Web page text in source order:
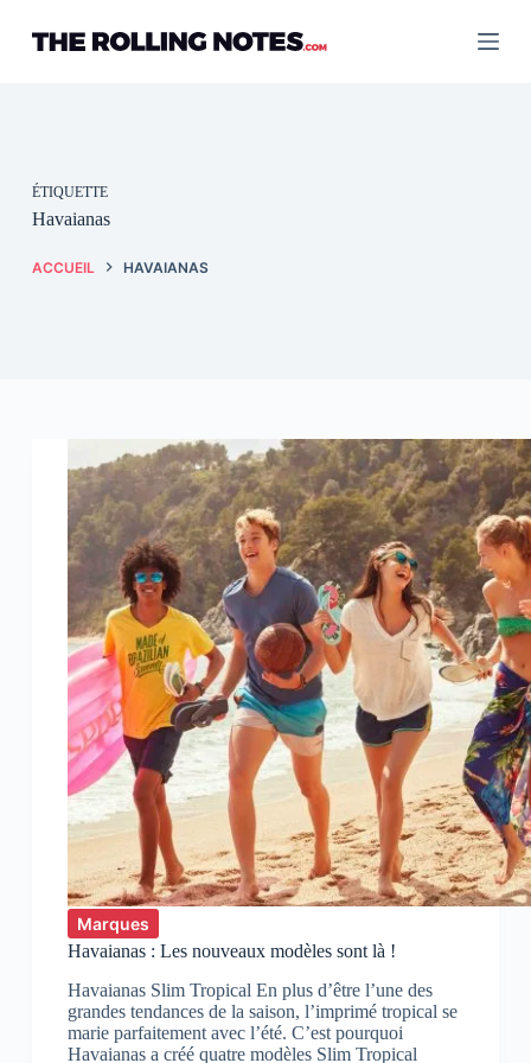
contenu
ÉTIQUETTE
Havaianas
ACCUEIL HAVAIANAS
Marques
Havaianas : Les nouveaux modèles sont là !
Havaianas Slim Tropical En plus d’être l’une des
grandes tendances de la saison, l’imprimé tropical se
marie parfaitement avec l’été. C’est pourquoi
Havaianas a créé quatre modèles Slim Tropical